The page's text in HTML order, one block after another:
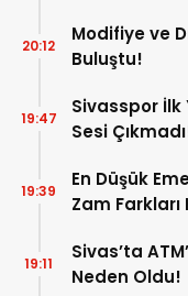
Modifiye ve
Buluştu!
20:12
Sivasspor İlk
Sesi
19:47
En Düşük
Zam
19:39
Sivas’ta
Neden Oldu!
19:11